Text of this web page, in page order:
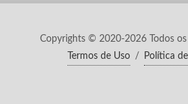
Copyrights © 2020-2026 Todos
Termos de Uso / Política